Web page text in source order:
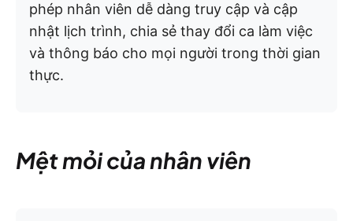
phép nhân viên dễ dàng truy cập và cập
nhật lịch trình, chia sẻ thay đổi ca làm việc
và thông báo cho mọi người trong thời gian
thực.
Mệt mỏi của nhân viên